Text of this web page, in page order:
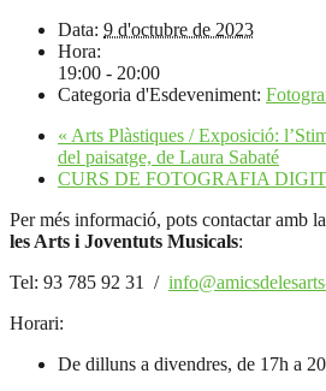
Data: 9 d'octubre de 2023
Hora:
19:00 - 20:00
Categoria d'Esdeveniment:
« Arts Plàstiques / Exposició:
del paisatge, de Laura Sabaté
CURS DE FOTOGRAFIA
Per més informació, pots contactar amb la
les Arts i Joventuts Musicals:
Tel: 93 785 92 31 /
Horari:
De dilluns a divendres, de 17h a